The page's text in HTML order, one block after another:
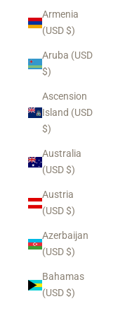
Armenia
(USD $)
Aruba (USD
$)
Ascension
Island (USD
$)
Australia
(USD $)
Austria
(USD $)
Azerbaijan
(USD $)
Bahamas
(USD $)